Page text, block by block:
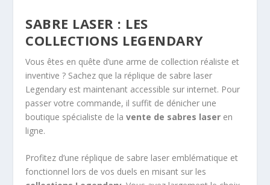
SABRE LASER : LES
COLLECTIONS LEGENDARY
Vous êtes en quête d’une arme de collection réaliste et
inventive ? Sachez que la réplique de sabre laser
Legendary est maintenant accessible sur internet. Pour
passer votre commande, il suffit de dénicher une
boutique spécialiste de lavente de sabres laser en
ligne.
Profitez d’une réplique de sabre laser emblématique et
fonctionnel lors de vos duels en misant sur les